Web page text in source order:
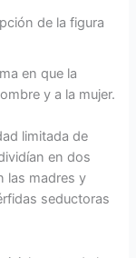
de la figura
en que la
y a la mujer.
limitada de
en dos
las madres y
seductoras